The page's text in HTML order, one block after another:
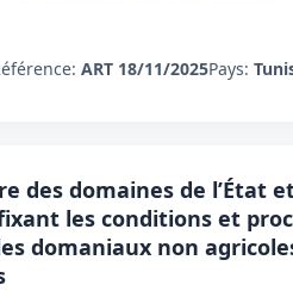
ART 18/11/2025Pays:
des domaines de l’État
les conditions et
domaniaux non